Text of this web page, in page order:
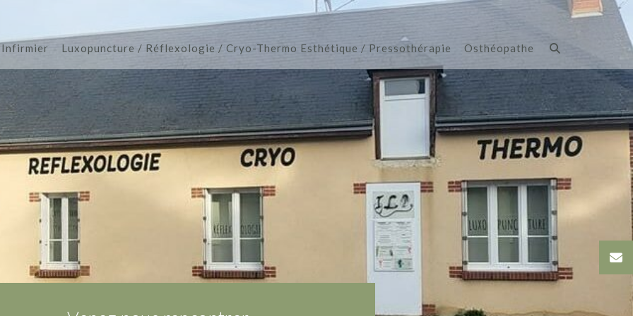
Infirmier Luxopuncture / Réflexologie / Cryo-Thermo Esthétique / Pressothérapie Osthéopathe